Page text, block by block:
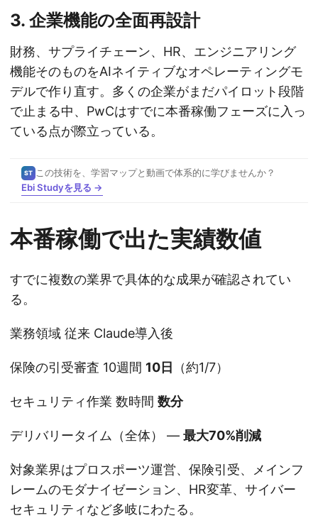
3. 企業機能の全面再設計
財務、サプライチェーン、HR、エンジニアリング
機能そのものをAIネイティブなオペレーティングモ
デルで作り直す。多くの企業がまだパイロット段階
で止まる中、PwCはすでに本番稼働フェーズに入っ
ている点が際立っている。
ST この技術を、学習マップと動画で体系的に学びませんか？
Ebi Studyを見る →
本番稼働で出た実績数値
すでに複数の業界で具体的な成果が確認されてい
る。
業務領域 従来 Claude導入後
保険の引受審査 10週間 10日 （約1/7）
セキュリティ作業 数時間 数分
デリバリータイム（全体） ― 最大70%削減
対象業界はプロスポーツ運営、保険引受、メインフ
レームのモダナイゼーション、HR変革、サイバー
セキュリティなど多岐にわたる。